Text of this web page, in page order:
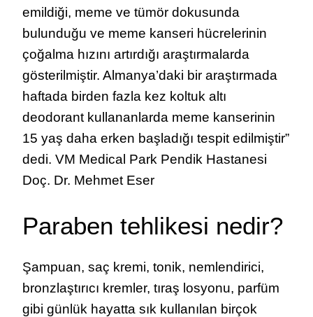
emildiği, meme ve tümör dokusunda
bulunduğu ve meme kanseri hücrelerinin
çoğalma hızını artırdığı araştırmalarda
gösterilmiştir. Almanya’daki bir araştırmada
haftada birden fazla kez koltuk altı
deodorant kullananlarda meme kanserinin
15 yaş daha erken başladığı tespit edilmiştir”
dedi. VM Medical Park Pendik Hastanesi
Doç. Dr. Mehmet Eser
Paraben tehlikesi nedir?
Şampuan, saç kremi, tonik, nemlendirici,
bronzlaştırıcı kremler, tıraş losyonu, parfüm
gibi günlük hayatta sık kullanılan birçok